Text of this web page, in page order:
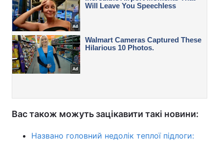
Вас також можуть зацікавити такі новини:
Названо головний недолік теплої підлоги: